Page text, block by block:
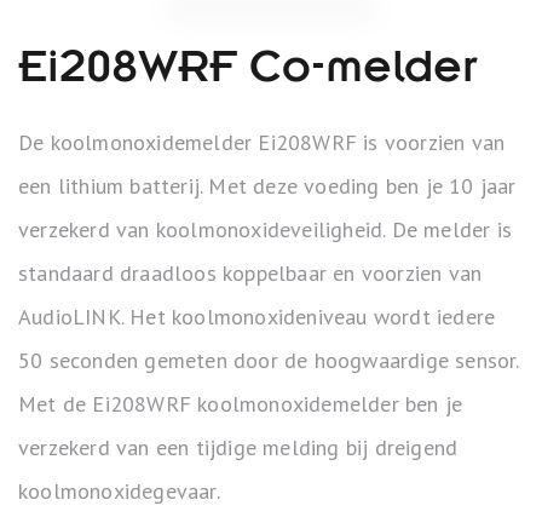
Ei208WRF Co-melder
De koolmonoxidemelder Ei208WRF is voorzien van
een lithium batterij. Met deze voeding ben je 10 jaar
verzekerd van koolmonoxideveiligheid. De melder is
standaard draadloos koppelbaar en voorzien van
AudioLINK. Het koolmonoxideniveau wordt iedere
50 seconden gemeten door de hoogwaardige sensor.
Met de Ei208WRF koolmonoxidemelder ben je
verzekerd van een tijdige melding bij dreigend
koolmonoxidegevaar.